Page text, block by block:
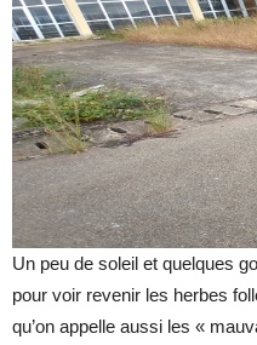
Un peu de soleil et quelques
pour voir revenir les herbes
qu’on appelle aussi les «